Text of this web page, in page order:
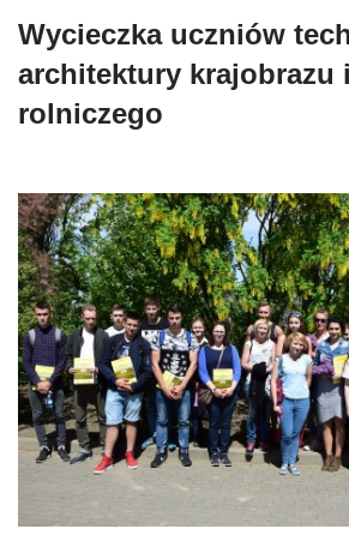
Wycieczka uczniów
architektury krajobrazu
rolniczego